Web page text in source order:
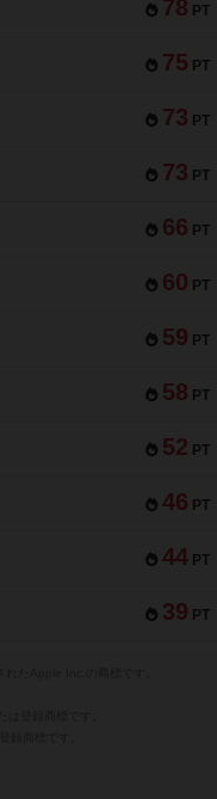
78 PT
75 PT
73 PT
73 PT
66 PT
60 PT
59 PT
58 PT
52 PT
46 PT
44 PT
39 PT